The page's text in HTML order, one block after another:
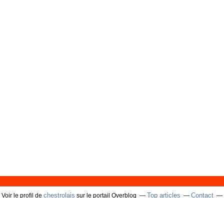
Voir le profil de chestrolais sur le portail Overblog Top articles Contact